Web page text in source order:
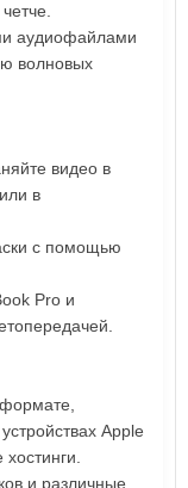
аудиофайлами
волновых
видео в
в
с помощью
Pro и
формате,
Apple
и различные